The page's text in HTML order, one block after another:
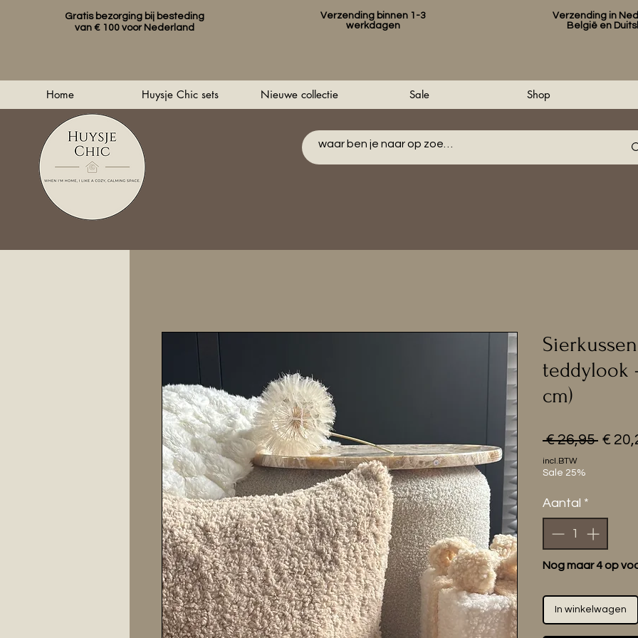
Gratis bezorging bij besteding
van € 100 voor Nederland
Verzending binnen 1-3
werkdagen
Verzending in
België en
Home Huysje Chic sets Nieuwe collectie Sale Shop
Sierkussen
teddylook
cm)
€ 26,95 €
incl.BTW
Sale 25%
Aantal *
Nog maar 4 op
In winkelwagen